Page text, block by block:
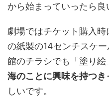
から始まっていったら良
劇場ではチケット購入
の紙製の14センチスケ
館のチラシでも「塗り絵
海のことに興味を持つき
しいです。